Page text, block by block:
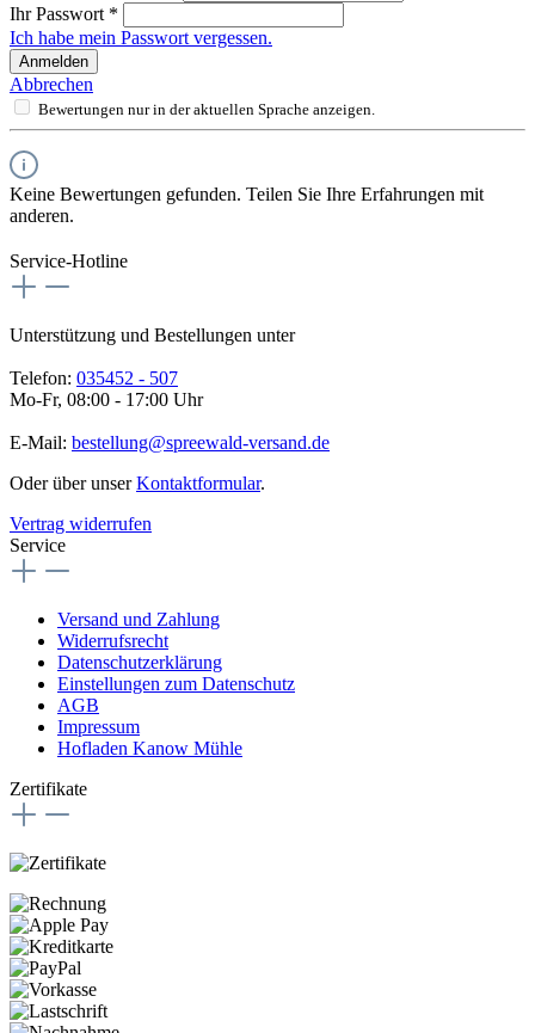
Ihr Passwort *
Ich habe mein Passwort vergessen.
Anmelden
Abbrechen
Bewertungen nur in der aktuellen Sprache anzeigen.
Keine Bewertungen gefunden. Teilen Sie Ihre Erfahrungen mit
anderen.
Service-Hotline
Unterstützung und Bestellungen unter
Telefon: 035452 - 507
Mo-Fr, 08:00 - 17:00 Uhr
E-Mail: bestellung@spreewald-versand.de
Oder über unserKontaktformular.
Vertrag widerrufen
Service
Versand und Zahlung
Widerrufsrecht
Datenschutzerklärung
Einstellungen zum Datenschutz
AGB
Impressum
Hofladen Kanow Mühle
Zertifikate